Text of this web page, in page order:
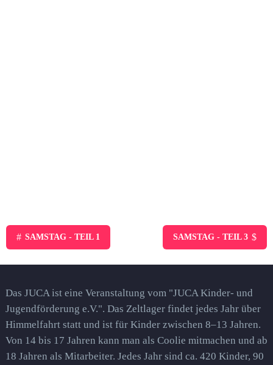
# SAMSTAG - TEIL 1 SAMSTAG - TEIL 3 $
Das JUCA ist eine Veranstaltung vom "JUCA Kinder- und
Jugendförderung e.V.". Das Zeltlager findet jedes Jahr über
Himmelfahrt statt und ist für Kinder zwischen 8–13 Jahren.
Von 14 bis 17 Jahren kann man als Coolie mitmachen und ab
18 Jahren als Mitarbeiter. Jedes Jahr sind ca. 420 Kinder, 90